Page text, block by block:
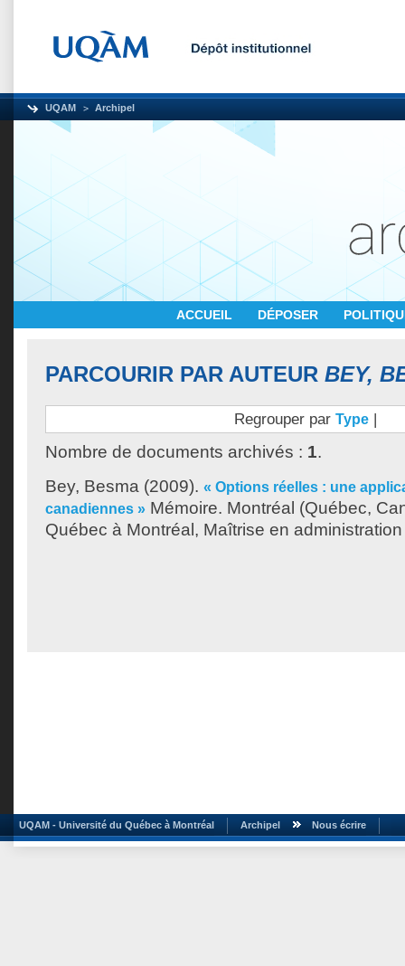
UQAM Archipel
ACCUEIL DÉPOSER
PARCOURIR PAR AUTEUR BEY,
Regrouper par Type |
Nombre de documents archivés : 1.
Bey, Besma (2009). « Options réelles : une
canadiennes » Mémoire. Montréal (Québec,
Québec à Montréal, Maîtrise en
UQAM - Université du Québec à Montréal Archipel Nous écrire